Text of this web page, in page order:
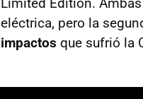
eléctrica, pero la
impactos que sufrió la